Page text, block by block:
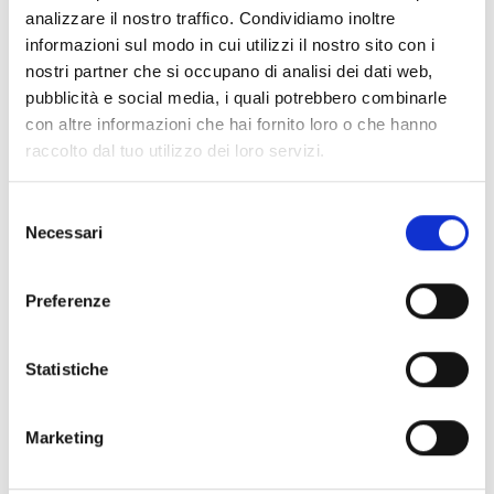
analizzare il nostro traffico. Condividiamo inoltre
informazioni sul modo in cui utilizzi il nostro sito con i
nostri partner che si occupano di analisi dei dati web,
pubblicità e social media, i quali potrebbero combinarle
con altre informazioni che hai fornito loro o che hanno
raccolto dal tuo utilizzo dei loro servizi.
delNecessari
Preferenze
Statistiche
Marketing